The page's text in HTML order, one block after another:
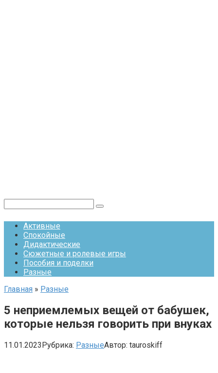
Активные
Спокойные
Дидактические
Сюжетные и ролевые игры
Пособия и поделки
Разные
Главная » Разные
5 неприемлемых вещей от бабушек,
которые нельзя говорить при внуках
11.01.2023Рубрика: РазныеАвтор: tauroskiff